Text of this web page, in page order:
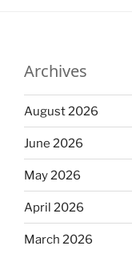
Archives
August 2026
June 2026
May 2026
April 2026
March 2026